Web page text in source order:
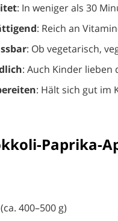
: In weniger als 30
: Reich an
: Ob vegetarisch,
: Auch Kinder lieben
: Hält sich gut im
Paprika-
400–500 g)